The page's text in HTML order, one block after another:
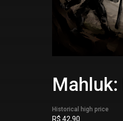
Mahluk:
Historical high price
R$ 42,90